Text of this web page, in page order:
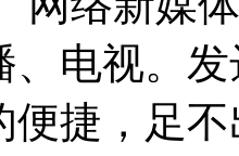
、电视。
便捷，足